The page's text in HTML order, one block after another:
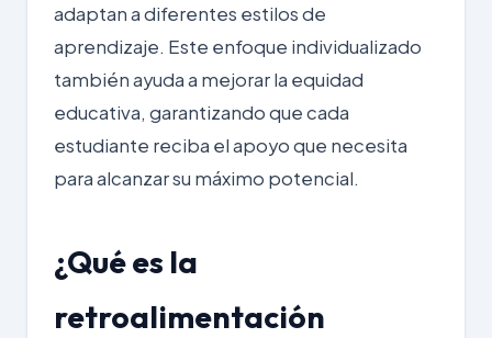
adaptan a diferentes estilos de
aprendizaje. Este enfoque individualizado
también ayuda a mejorar la equidad
educativa, garantizando que cada
estudiante reciba el apoyo que necesita
para alcanzar su máximo potencial.
¿Qué es la
retroalimentación